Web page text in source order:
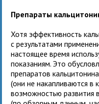
Препараты
Хотя эффективность
с результатами
настоящее время
показаниям. Это
препаратов
(они не накапливаются в
возможностью развития